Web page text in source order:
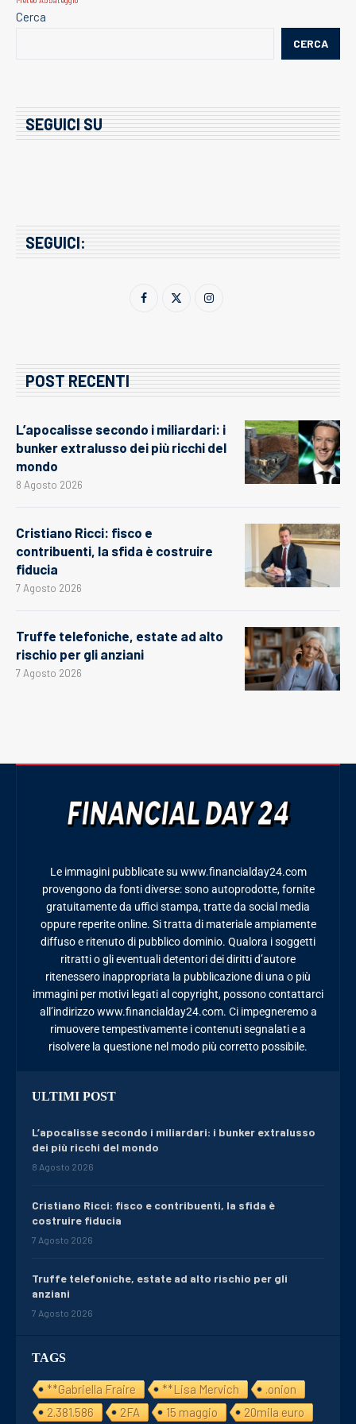
Cerca
CERCA
SEGUICI SU
SEGUICI:
POST RECENTI
L’apocalisse secondo i miliardari: i
bunker extralusso dei più ricchi del
mondo
8 Agosto 2026
Cristiano Ricci: fisco e
contribuenti, la sfida è costruire
fiducia
7 Agosto 2026
Truffe telefoniche, estate ad alto
rischio per gli anziani
7 Agosto 2026
TAGS
**Gabriella Fraire **Lisa Mervich
.onion
2.381.586
2FA 15 maggio 20mila euro
Le immagini pubblicate su www.financialday24.com
provengono da fonti diverse: sono autoprodotte, fornite
gratuitamente da uffici stampa, tratte da social media
oppure reperite online. Si tratta di materiale ampiamente
diffuso e ritenuto di pubblico dominio. Qualora i soggetti
ritratti o gli eventuali detentori dei diritti d’autore
ritenessero inappropriata la pubblicazione di una o più
immagini per motivi legati al copyright, possono contattarci
all’indirizzo www.financialday24.com. Ci impegneremo a
rimuovere tempestivamente i contenuti segnalati e a
risolvere la questione nel modo più corretto possibile.
ULTIMI POST
L’apocalisse secondo i miliardari: i bunker extralusso
dei più ricchi del mondo
8 Agosto 2026
Cristiano Ricci: fisco e contribuenti, la sfida è
costruire fiducia
7 Agosto 2026
Truffe telefoniche, estate ad alto rischio per gli
anziani
7 Agosto 2026